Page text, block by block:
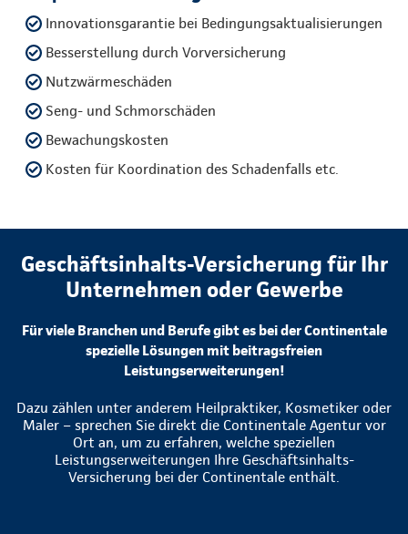
Innovationsgarantie bei Bedingungsaktualisierungen
Besserstellung durch Vorversicherung
Nutzwärmeschäden
Seng- und Schmorschäden
Bewachungskosten
Kosten für Koordination des Schadenfalls etc.
Geschäftsinhalts-Versicherung für Ihr
Unternehmen oder Gewerbe
Für viele Branchen und Berufe gibt es bei der Continentale
spezielle Lösungen mit beitragsfreien
Leistungserweiterungen!
Dazu zählen unter anderem Heilpraktiker, Kosmetiker oder
Maler – sprechen Sie direkt die Continentale Agentur vor
Ort an, um zu erfahren, welche speziellen
Leistungserweiterungen Ihre Geschäftsinhalts-
Versicherung bei der Continentale enthält.